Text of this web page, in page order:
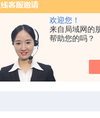
欢迎您！
来自局域网的
帮助您的吗？
联用仪生产厂家
当前位置：